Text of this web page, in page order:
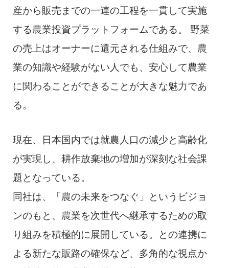
産から販売までの一連の工程を一貫して実施
する農業投資プラットフォームである。 野菜
の売上はオーナーに還元される仕組みで、農
業の知識や経験がない人でも、安心して農業
に関わることができることが大きな魅力であ
る。
現在、日本国内では就農人口の減少と高齢化
が実現し、耕作放棄地の増加が深刻な社会課
題となっている。
同社は、「農の未来をつなぐ」というビジョ
ンのもと、農業を次世代へ継承するための取
り組みを積極的に展開している。との連携に
よる新たな販路の確保など、多角的な視点か